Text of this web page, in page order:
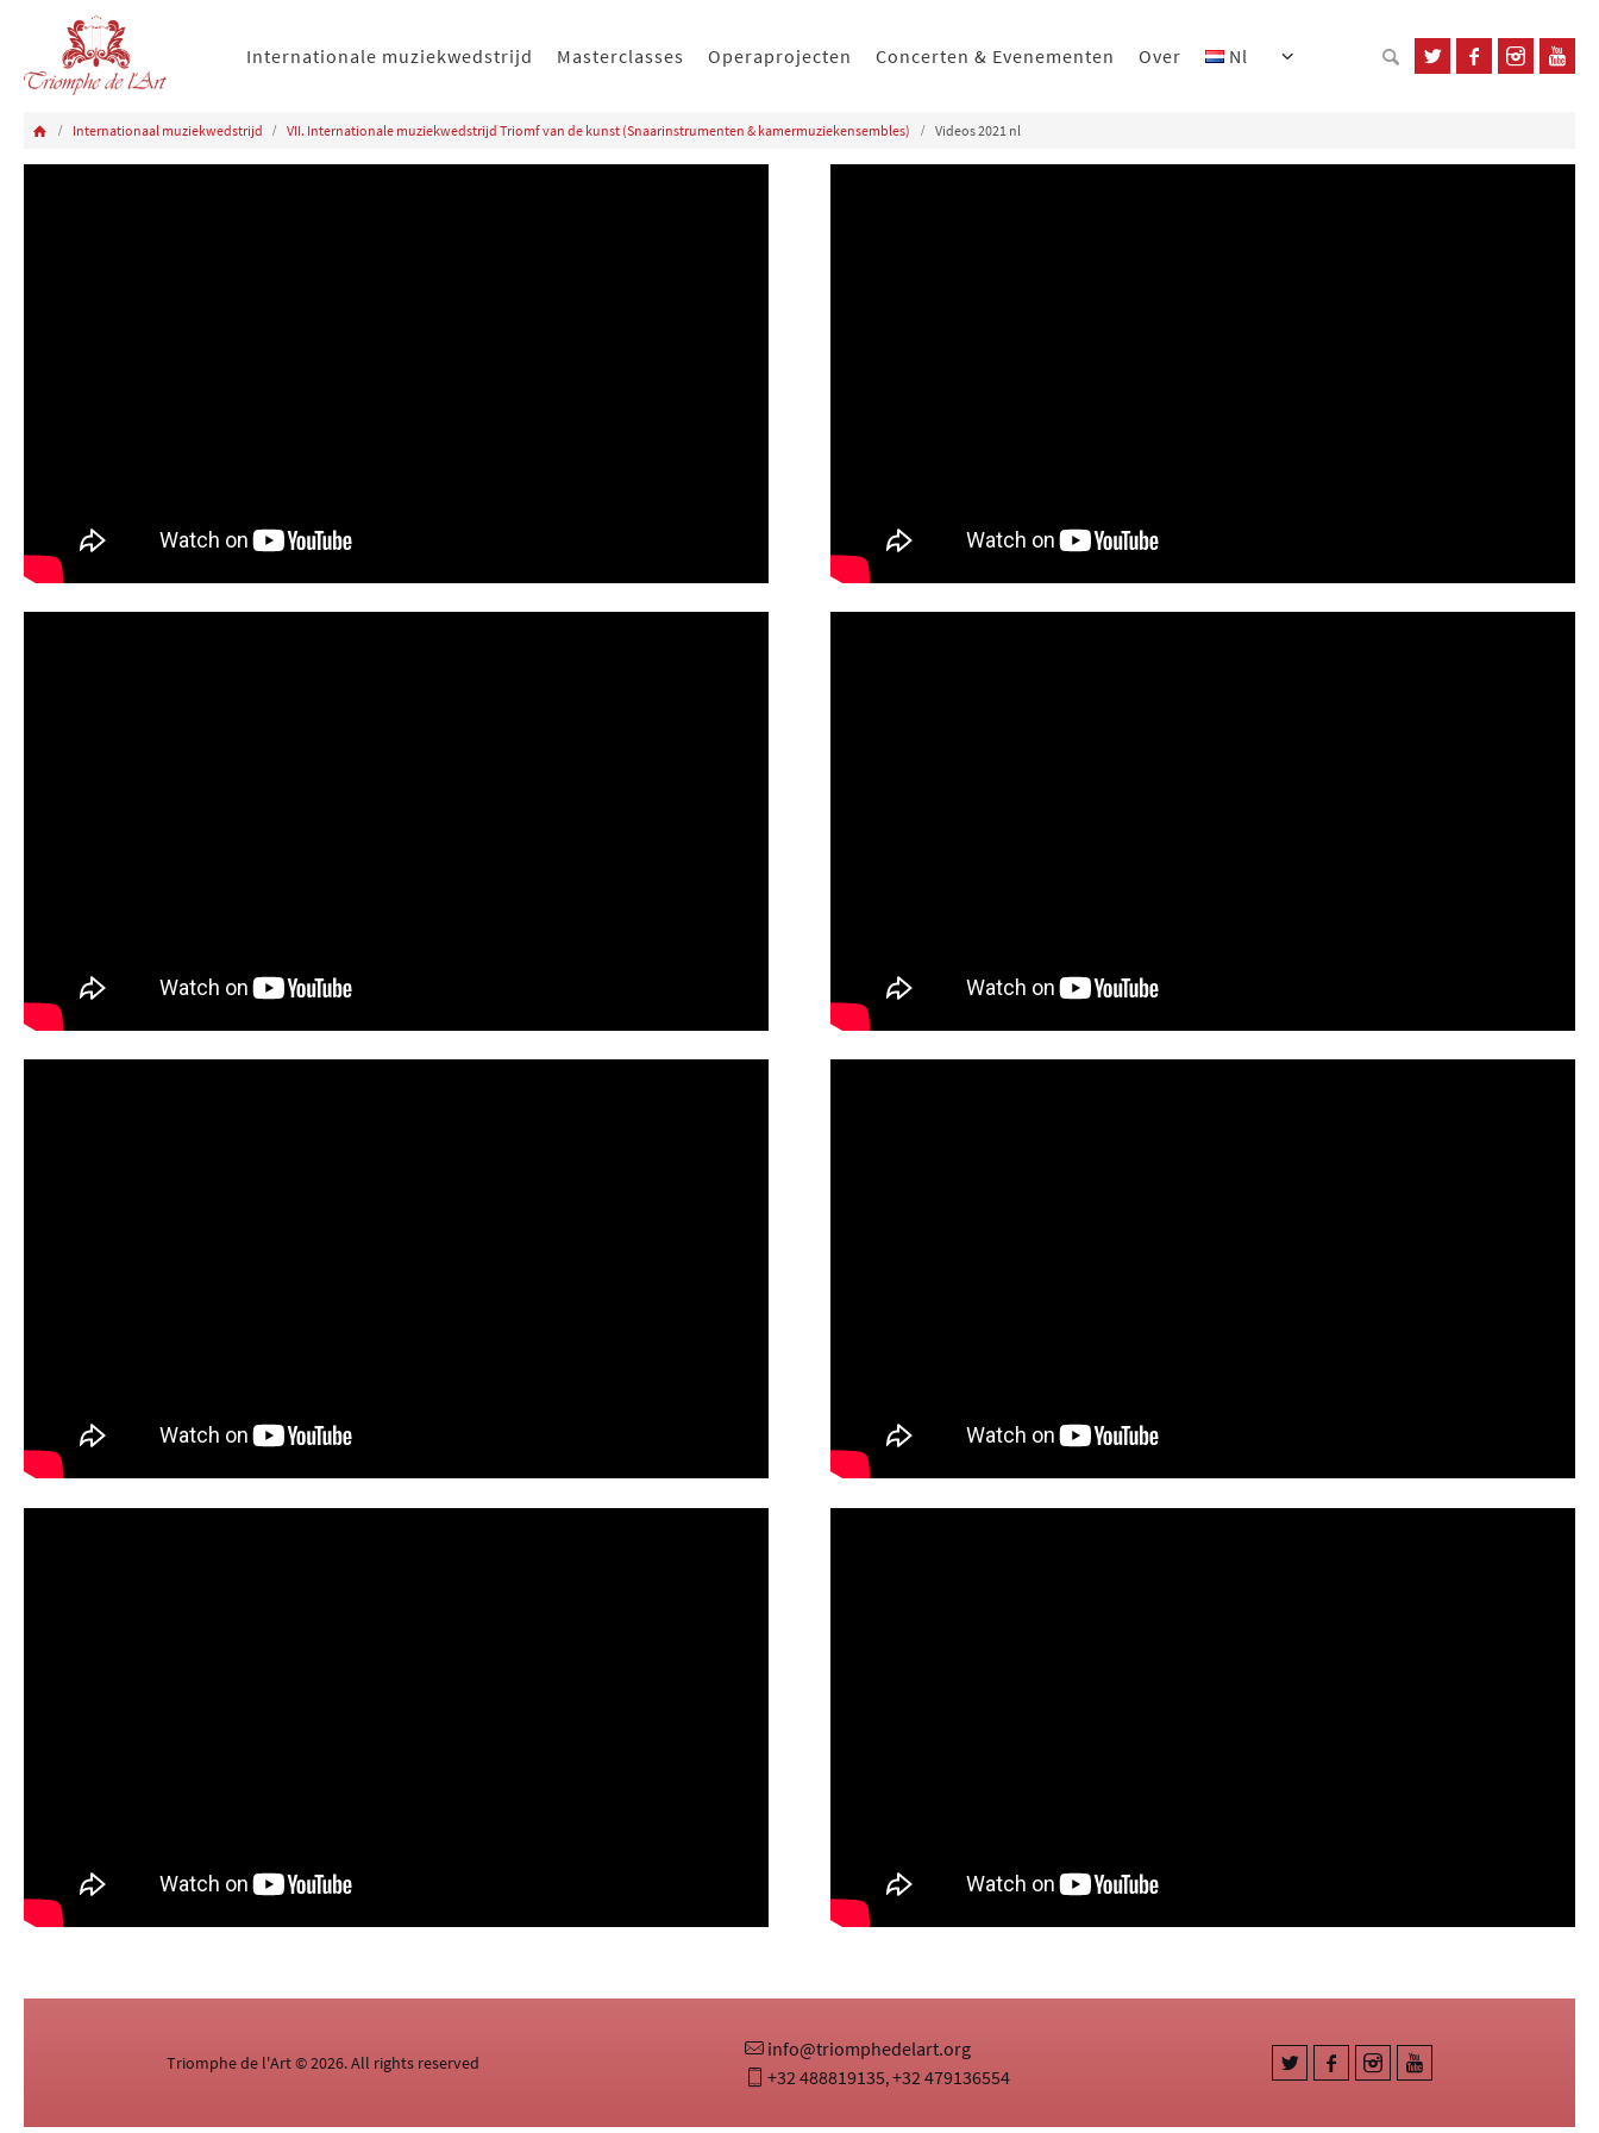
Internationale muziekwedstrijd Masterclasses Operaprojecten Concerten & Evenementen Over Nl
Internationaal muziekwedstrijd VII. Internationale muziekwedstrijd Triomf van de kunst (Snaarinstrumenten & kamermuziekensembles) Videos 2021 nl
Triomphe de l'Art © 2026. All rights reserved
info@triomphedelart.org
+32 488819135,+32 479136554